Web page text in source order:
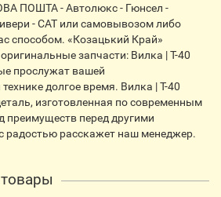
ПОШТА - Автолюкс - Гюнсел -
- САТ или самовывозом либо
способом. «Козацький Край»
запчасти: Вилка | Т-40
прослужат вашей
долгое время. Вилка | Т-40
изготовленная по современным
перед другими
радостью расскажет наш менеджер.